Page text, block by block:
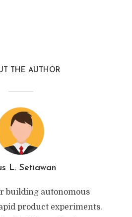
THE AUTHOR
L. Setiawan
building autonomous
product experiments.